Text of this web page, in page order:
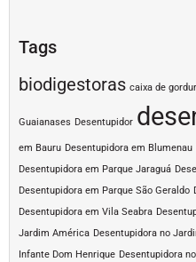
Tags
biodigestoras caixa de
Guaianases Desentupidor
em Bauru Desentupidora em Blumenau
Desentupidora em Parque Jaraguá
Desentupidora em Parque São Geraldo
Desentupidora em Vila Seabra
Jardim América Desentupidora no
Infante Dom Henrique Desentupidora